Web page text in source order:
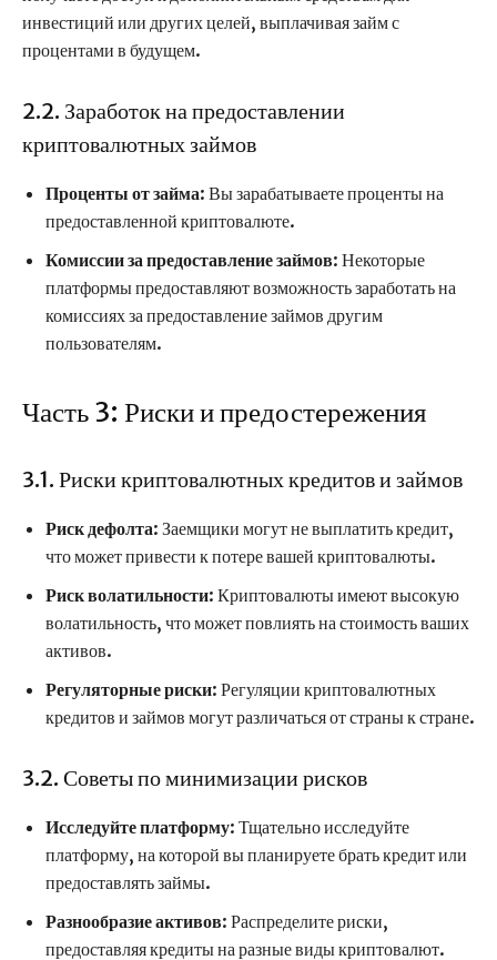
инвестиций или других целей, выплачивая займ с
процентами в будущем.
2.2. Заработок на предоставлении
криптовалютных займов
Проценты от займа: Вы зарабатываете проценты на
предоставленной криптовалюте.
Комиссии за предоставление займов: Некоторые
платформы предоставляют возможность заработать на
комиссиях за предоставление займов другим
пользователям.
Часть 3: Риски и предостережения
3.1. Риски криптовалютных кредитов и займов
Риск дефолта: Заемщики могут не выплатить кредит,
что может привести к потере вашей криптовалюты.
Риск волатильности: Криптовалюты имеют высокую
волатильность, что может повлиять на стоимость ваших
активов.
Регуляторные риски: Регуляции криптовалютных
кредитов и займов могут различаться от страны к стране.
3.2. Советы по минимизации рисков
Исследуйте платформу: Тщательно исследуйте
платформу, на которой вы планируете брать кредит или
предоставлять займы.
Разнообразие активов: Распределите риски,
предоставляя кредиты на разные виды криптовалют.